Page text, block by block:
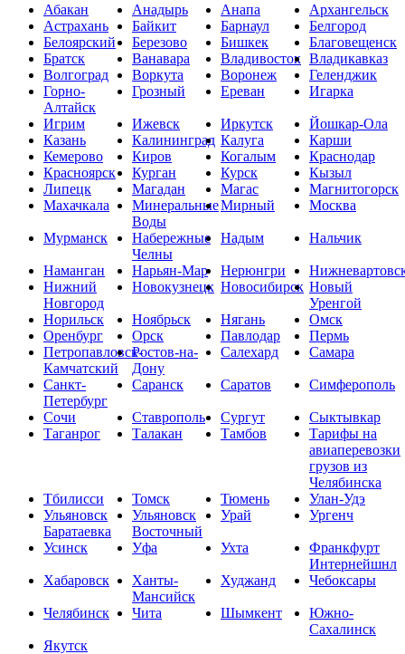
Абакан
Анадырь Анапа
Архангельск
Астрахань
Байкит Барнаул
Белгород
Белоярский
Березово Бишкек
Благовещенск
Братск
Ванавара Владивосток Владикавказ
Волгоград
Воркута Воронеж
Геленджик
Горно-
Алтайск
Грозный Ереван Игарка
Игрим Ижевск Иркутск
Йошкар-Ола
Казань
Калининград Калуга
Карши
Кемерово
Киров Когалым
Краснодар
Красноярск
Курган Курск
Кызыл
Липецк
Магадан Магас
Магнитогорск
Махачкала
Минеральные
Воды
Мирный Москва
Мурманск
Набережные
Челны
Надым Нальчик
Наманган Нарьян-Мар Нерюнгри
Нижний
Новгород
Новокузнецк Новосибирск Новый
Уренгой
Норильск
Ноябрьск Нягань
Омск
Оренбург
Орск Павлодар
Пермь
Петропавловск-
Камчатский
Ростов-на-
Дону
Салехард Самара
Санкт-
Петербург
Саранск Саратов Симферополь
Сочи Ставрополь Сургут
Сыктывкар
Таганрог
Талакан Тамбов
Тарифы на
авиаперевозки
грузов из
Челябинска
Тбилисси
Томск Тюмень
Улан-Удэ
Ульяновск
Баратаевка
Ульяновск
Восточный
Урай Ургенч
Усинск Уфа Ухта
Франкфурт
Интернейшнл
Хабаровск
Ханты-
Мансийск
Худжанд Чебоксары
Челябинск Чита Шымкент
Южно-
Сахалинск
Якутск